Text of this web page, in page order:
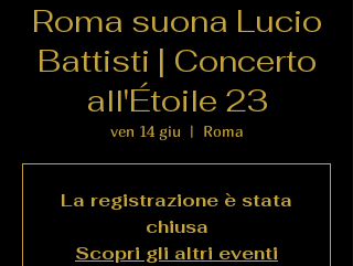
Roma suona Lucio
Battisti | Concerto
all'Étoile 23
ven 14 giu
  |
Roma
La registrazione è stata
chiusa
Scopri gli altri eventi